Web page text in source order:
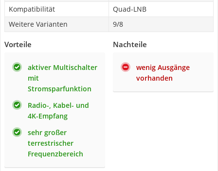
Kompatibilität
Quad-LNB
Weitere Varianten
9/8
Vorteile
aktiver Multischalter
mit
Stromsparfunktion
Radio-, Kabel- und
4K-Empfang
sehr großer
terrestrischer
Frequenzbereich
Nachteile
wenig Ausgänge
vorhanden